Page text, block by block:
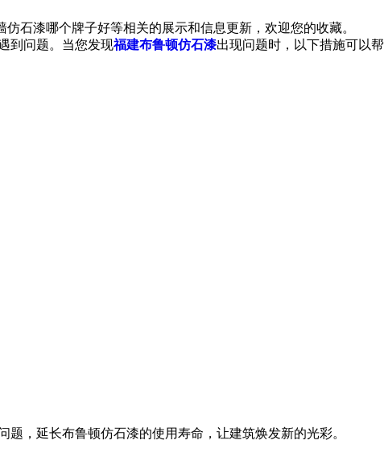
石漆哪个牌子好等相关的展示和信息更新，欢迎您的收藏。
到问题。当您发现福建布鲁顿仿石漆出现问题时，以下措施可以帮
，延长布鲁顿仿石漆的使用寿命，让建筑焕发新的光彩。